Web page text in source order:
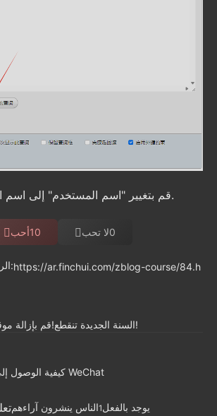
قم بتغيير "اسم المستخدم" إلى اسم المستخدم الحقيقي.
أحب10 لا تحب0
الروابط في هذه المقالة:https://ar.finchui.com/zblog-course/84.h
السنة الجديدة تنقطع!قم بإزالة موقع الشركة الخاص بك!
كيفية الوصول إلى خدمة العملاء خارج WeChat
يوجد بالفعل1الناس ينشرون آراءهم